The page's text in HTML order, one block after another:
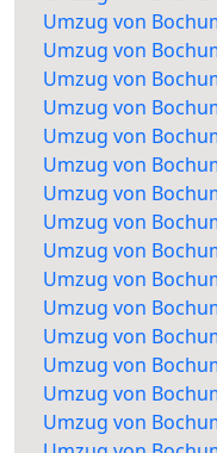
Umzug von
Umzug von
Umzug von
Umzug von
Umzug von
Umzug von
Umzug von
Umzug von
Umzug von
Umzug von
Umzug von
Umzug von
Umzug von
Umzug von
Umzug von